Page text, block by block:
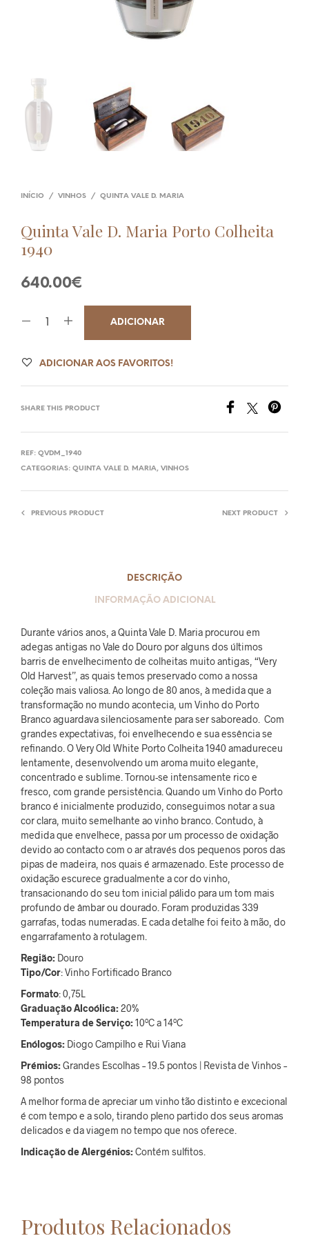
INÍCIO / VINHOS / QUINTA VALE D. MARIA
Quinta Vale D. Maria Porto Colheita
1940
640.00€
ADICIONAR
ADICIONAR AOS FAVORITOS!
SHARE THIS PRODUCT
REF: QVDM_1940
CATEGORIAS: QUINTA VALE D. MARIA, VINHOS
PREVIOUS PRODUCT NEXT PRODUCT
DESCRIÇÃO
INFORMAÇÃO ADICIONAL
Durante vários anos, a Quinta Vale D. Maria procurou em
adegas antigas no Vale do Douro por alguns dos últimos
barris de envelhecimento de colheitas muito antigas, “Very
Old Harvest”, as quais temos preservado como a nossa
coleção mais valiosa. Ao longo de 80 anos, à medida que a
transformação no mundo acontecia, um Vinho do Porto
Branco aguardava silenciosamente para ser saboreado. Com
grandes expectativas, foi envelhecendo e sua essência se
refinando. O Very Old White Porto Colheita 1940 amadureceu
lentamente, desenvolvendo um aroma muito elegante,
concentrado e sublime. Tornou-se intensamente rico e
fresco, com grande persistência. Quando um Vinho do Porto
branco é inicialmente produzido, conseguimos notar a sua
cor clara, muito semelhante ao vinho branco. Contudo, à
medida que envelhece, passa por um processo de oxidação
devido ao contacto com o ar através dos pequenos poros das
pipas de madeira, nos quais é armazenado. Este processo de
oxidação escurece gradualmente a cor do vinho,
transacionando do seu tom inicial pálido para um tom mais
profundo de âmbar ou dourado. Foram produzidas 339
garrafas, todas numeradas. E cada detalhe foi feito à mão, do
engarrafamento à rotulagem.
Região: Douro
Tipo/Cor: Vinho Fortificado Branco
Formato: 0,75L
Graduação Alcoólica:20%
Temperatura de Serviço:10ºC a 14ºC
Enólogos: Diogo Campilho e Rui Viana
Prémios:Grandes Escolhas – 19.5 pontos | Revista de Vinhos –
98 pontos
A melhor forma de apreciar um vinho tão distinto e excecional
é com tempo e a solo, tirando pleno partido dos seus aromas
delicados e da viagem no tempo que nos oferece.
Indicação de Alergénios:Contém sulfitos.
Produtos Relacionados